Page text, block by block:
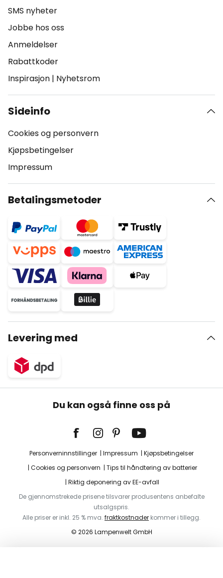
SMS nyheter
Jobbe hos oss
Anmeldelser
Rabattkoder
Inspirasjon | Nyhetsrom
Sideinfo
Cookies og personvern
Kjøpsbetingelser
Impressum
Betalingsmetoder
Levering med
Du kan også finne oss på
Personverninnstillinger Impressum
Kjøpsbetingelser
Cookies og personvern
Tips til håndtering av batterier
Riktig deponering av EE-avfall
De gjennomstrekede prisene tilsvarer produsentens anbefalte
utsalgspris.
Alle priser er inkl. 25 % mva. fraktkostnader kommer i tillegg.
© 2026 Lampenwelt GmbH